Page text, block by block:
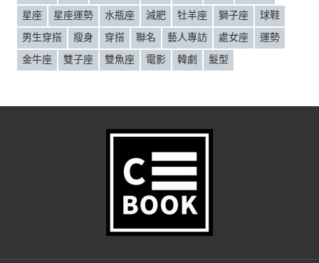
星座
星座運勢 水瓶座 減肥 牡羊座 獅子座
球鞋
男生穿搭
瘦身 穿搭 聯名 藝人專訪 處女座
運勢
金牛座
雙子座 雙魚座 電影 韓劇 髮型